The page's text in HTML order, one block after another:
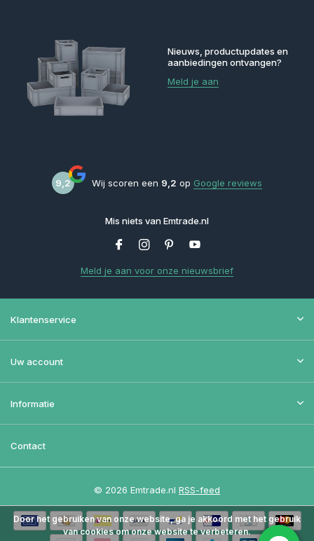
Nieuws, productupdates en
aanbiedingen ontvangen?
Meld je aan
9,2 Wij scoren een 9,2 op Google reviews
Mis niets van Emtrade.nl
Meld je aan voor onze nieuwsbrief
Klantenservice
Uw account
Informatie
Contact
© 2026 Emtrade.nl RSS-feed
Door het gebruiken van onze website, ga je akkoord met het gebruik
van cookies om onze website te verbeteren.